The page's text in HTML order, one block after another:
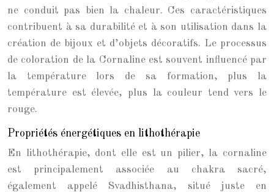
ne conduit pas bien la chaleur. Ces caractéristiques
contribuent à sa durabilité et à son utilisation dans la
création de bijoux et d’objets décoratifs. Le processus
de coloration de la Cornaline est souvent influencé par
la température lors de sa formation, plus la
température est élevée, plus la couleur tend vers le
rouge.
Propriétés énergétiques en lithothérapie
En lithothérapie, dont elle est un pilier, la cornaline
est principalement associée au chakra sacré,
également appelé Svadhisthana, situé juste en